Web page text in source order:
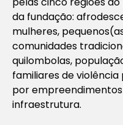
da fundação:
mulheres,
comunidades
quilombolas,
familiares de
por
infraestrutura.